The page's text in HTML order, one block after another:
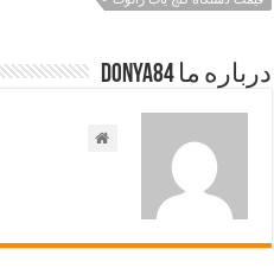
درباره ما Donya84